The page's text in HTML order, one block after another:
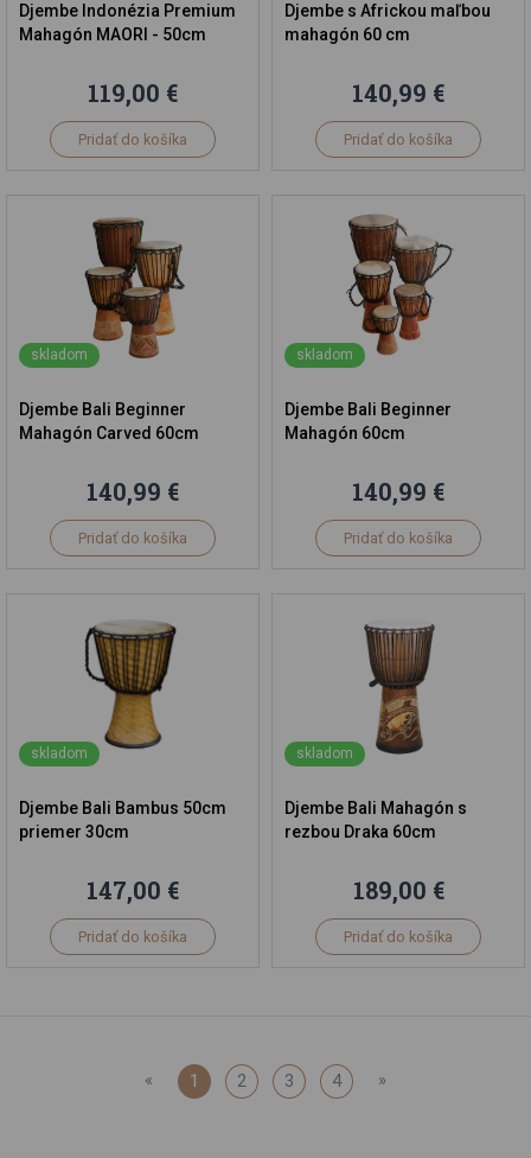
Djembe Indonézia Premium
Mahagón MAORI - 50cm
119,00 €
Pridať do košíka
Djembe s Africkou maľbou
mahagón 60 cm
140,99 €
Pridať do košíka
skladom
Djembe Bali Beginner
Mahagón Carved 60cm
140,99 €
Pridať do košíka
skladom
Djembe Bali Beginner
Mahagón 60cm
140,99 €
Pridať do košíka
skladom
Djembe Bali Bambus 50cm
priemer 30cm
147,00 €
Pridať do košíka
skladom
Djembe Bali Mahagón s
rezbou Draka 60cm
189,00 €
Pridať do košíka
« 1 2 3 4 »